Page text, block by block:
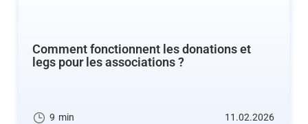
Comment fonctionnent les donations et
legs pour les associations ?
9 min 11.02.2026